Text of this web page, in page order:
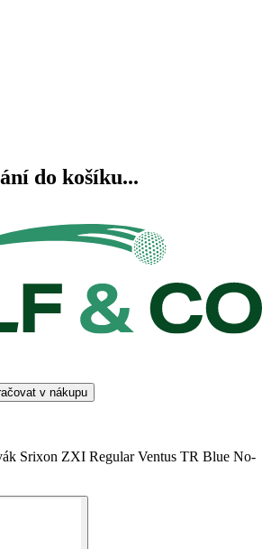
do košíku...
v nákupu
Srixon ZXI Regular Ventus TR Blue No-